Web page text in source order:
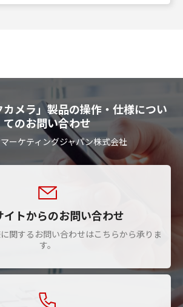
カメラ」製品の操作・仕様につい
てのお問い合わせ
ーケティングジャパン株式会社
イトからのお問い合わせ
関するお問い合わせはこちらから承りま
す。